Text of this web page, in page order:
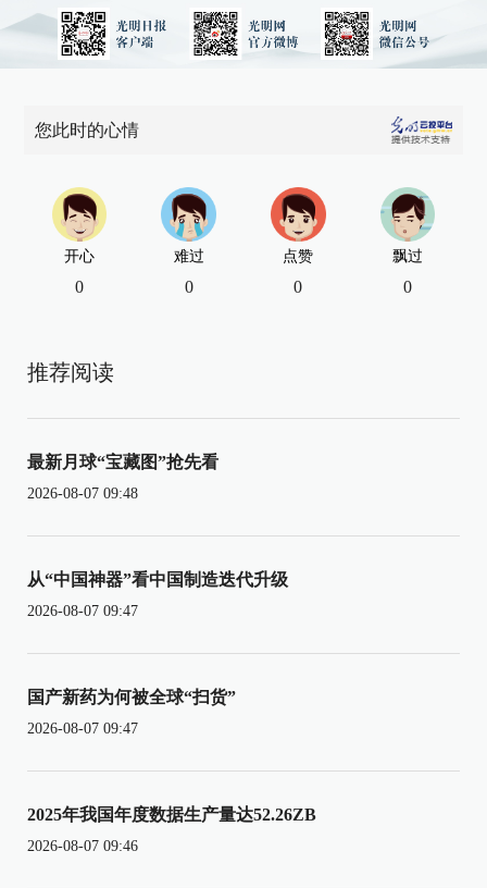
您此时的心情
开心
0
难过
0
点赞
0
飘过
0
推荐阅读
最新月球“宝藏图”抢先看
2026-08-07 09:48
从“中国神器”看中国制造迭代升级
2026-08-07 09:47
国产新药为何被全球“扫货”
2026-08-07 09:47
2025年我国年度数据生产量达52.26ZB
2026-08-07 09:46